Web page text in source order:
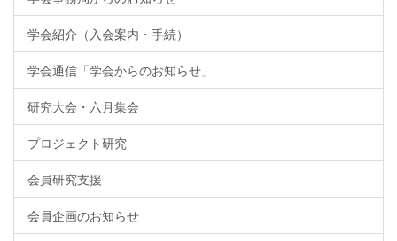
学会紹介（入会案内・手続）
学会通信「学会からのお知らせ」
研究大会・六月集会
プロジェクト研究
会員研究支援
会員企画のお知らせ